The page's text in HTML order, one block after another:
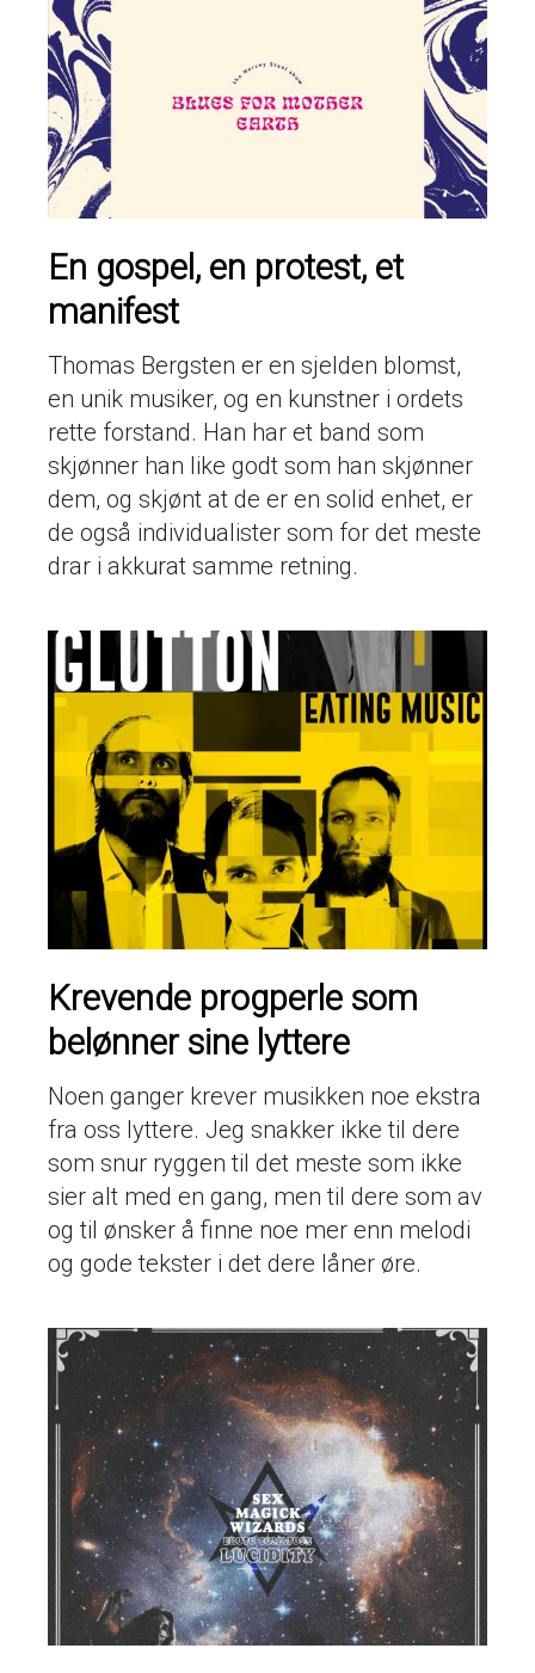
En gospel, en protest, et
manifest
Thomas Bergsten er en sjelden blomst,
en unik musiker, og en kunstner i ordets
rette forstand. Han har et band som
skjønner han like godt som han skjønner
dem, og skjønt at de er en solid enhet, er
de også individualister som for det meste
drar i akkurat samme retning.
Krevende progperle som
belønner sine lyttere
Noen ganger krever musikken noe ekstra
fra oss lyttere. Jeg snakker ikke til dere
som snur ryggen til det meste som ikke
sier alt med en gang, men til dere som av
og til ønsker å finne noe mer enn melodi
og gode tekster i det dere låner øre.